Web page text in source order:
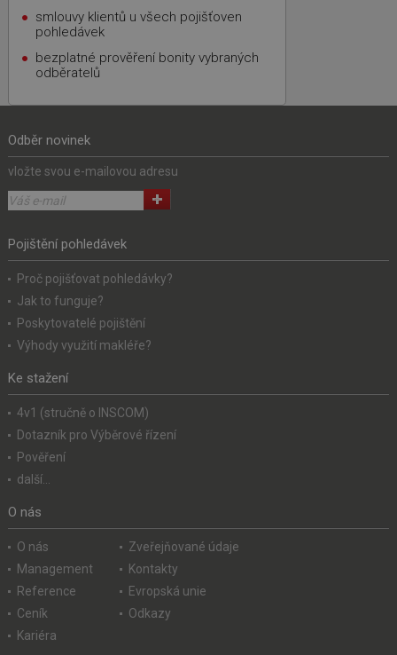
smlouvy klientů u všech pojišťoven
pohledávek
bezplatné prověření bonity vybraných
odběratelů
Odběr novinek
vložte svou e-mailovou adresu
Pojištění pohledávek
Proč pojišťovat pohledávky?
Jak to funguje?
Poskytovatelé pojištění
Výhody využití makléře?
Ke stažení
4v1 (stručně o INSCOM)
Dotazník pro Výběrové řízení
Pověření
další...
O nás
O nás
Management
Reference
Ceník
Kariéra
Zveřejňované údaje
Kontakty
Evropská unie
Odkazy